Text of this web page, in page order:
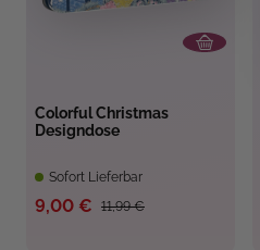
Colorful Christmas
Designdose
Sofort Lieferbar
11,99 €
9,00 €